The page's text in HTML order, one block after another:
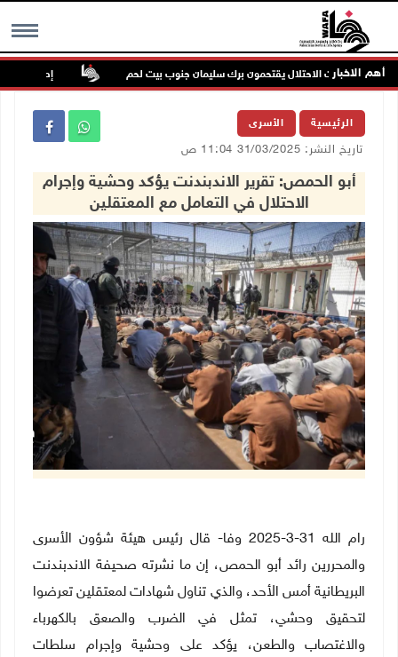
MENU أهم الاخبار
قوات الاحتلال يقتحمون برك سليمان جنوب بيت لحم إصابة مسن
الرئيسية الأسرى
تاريخ النشر: 31/03/2025 11:04 ص
أبو الحمص: تقرير الاندبندنت يؤكد وحشية وإجرام
الاحتلال في التعامل مع المعتقلين
رام الله 31-3-2025 وفا- قال رئيس هيئة شؤون الأسرى
والمحررين رائد أبو الحمص، إن ما نشرته صحيفة الاندبندنت
البريطانية أمس الأحد، والذي تناول شهادات لمعتقلين تعرضوا
لتحقيق وحشي، تمثل في الضرب والصعق بالكهرباء
والاغتصاب والطعن، يؤكد على وحشية وإجرام سلطات